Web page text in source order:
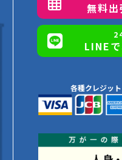
無料
LINE
各種クレジッ